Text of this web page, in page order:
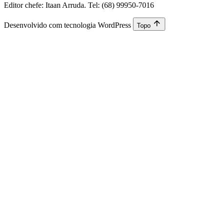
Editor chefe: Itaan Arruda. Tel: (68) 99950-7016
Desenvolvido com tecnologia WordPress Topo